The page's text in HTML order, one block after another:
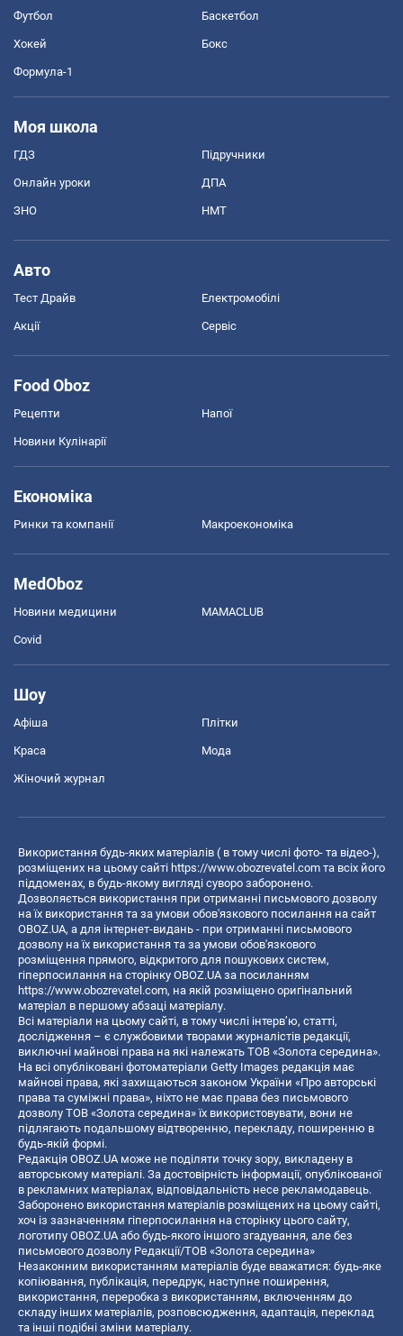
Футбол Баскетбол
Хокей Бокс
Формула-1
Моя школа
ГДЗ Підручники
Онлайн уроки ДПА
ЗНО НМТ
Авто
Тест Драйв Електромобілі
Акції Сервіс
Food Oboz
Рецепти Напої
Новини Кулінарії
Економіка
Ринки та компанії Макроекономіка
MedOboz
Новини медицини MAMACLUB
Covid
Шоу
Афіша Плітки
Краса Мода
Жіночий журнал
Використання будь-яких матеріалів ( в тому числі фото- та відео-),
розміщених на цьому сайті https://www.obozrevatel.com та всіх його
піддоменах, в будь-якому вигляді суворо заборонено.
Дозволяється використання при отриманні письмового дозволу
на їх використання та за умови обов'язкового посилання на сайт
OBOZ.UA, а для інтернет-видань - при отриманні письмового
дозволу на їх використання та за умови обов'язкового
розміщення прямого, відкритого для пошукових систем,
гіперпосилання на сторінку OBOZ.UA за посиланням
https://www.obozrevatel.com, на якій розміщено оригінальний
матеріал в першому абзаці матеріалу.
Всі матеріали на цьому сайті, в тому числі інтерв’ю, статті,
дослідження – є службовими творами журналістів редакції,
виключні майнові права на які належать ТОВ «Золота середина».
На всі опубліковані фотоматеріали Getty Images редакція має
майнові права, які захищаються законом України «Про авторські
права та суміжні права», ніхто не має права без письмового
дозволу ТОВ «Золота середина» їх використовувати, вони не
підлягають подальшому відтворенню, перекладу, поширенню в
будь-якій формі.
Редакція OBOZ.UA може не поділяти точку зору, викладену в
авторському матеріалі. За достовірність інформації, опублікованої
в рекламних матеріалах, відповідальність несе рекламодавець.
Заборонено використання матеріалів розміщених на цьому сайті,
хоч із зазначенням гіперпосилання на сторінку цього сайту,
логотипу OBOZ.UA або будь-якого іншого згадування, але без
письмового дозволу Редакції/ТОВ «Золота середина»
Незаконним використанням матеріалів буде вважатися: будь-яке
копiювання, публiкацiя, передрук, наступне поширення,
використання, переробка з використанням, включенням до
складу інших матеріалів, розповсюдження, адаптація, переклад
та інші подібні зміни матеріалу.